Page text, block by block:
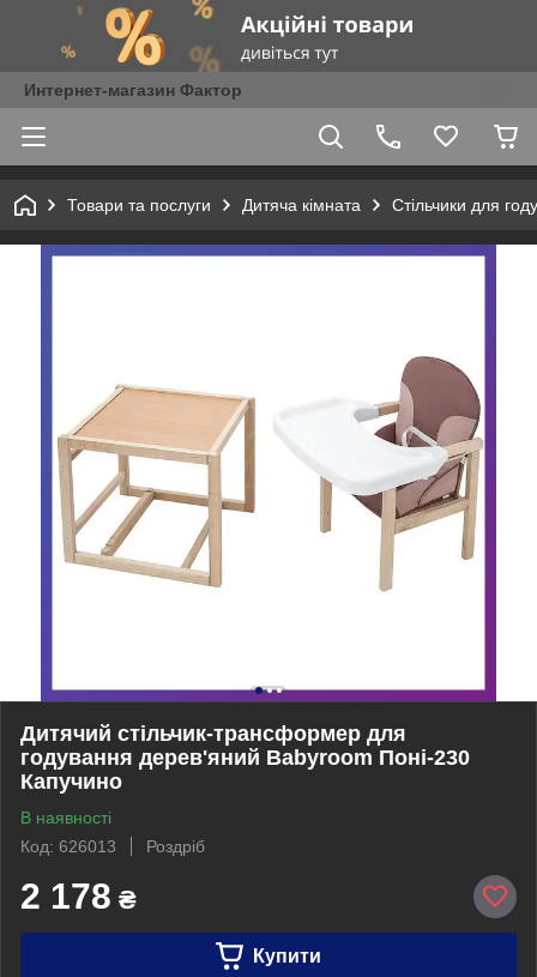
Интернет-магазин Фактор
Товари та послуги Дитяча кімната Стільчики для
Дитячий стільчик-трансформер для
годування дерев'яний Babyroom Поні-230
Капучино
В наявності
Код: 626013
Роздріб
2 178 ₴
Купити